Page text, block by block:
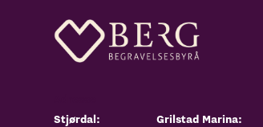
Stjørdal:
Grilstad Marina: